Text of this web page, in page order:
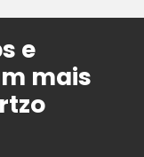
e
mais